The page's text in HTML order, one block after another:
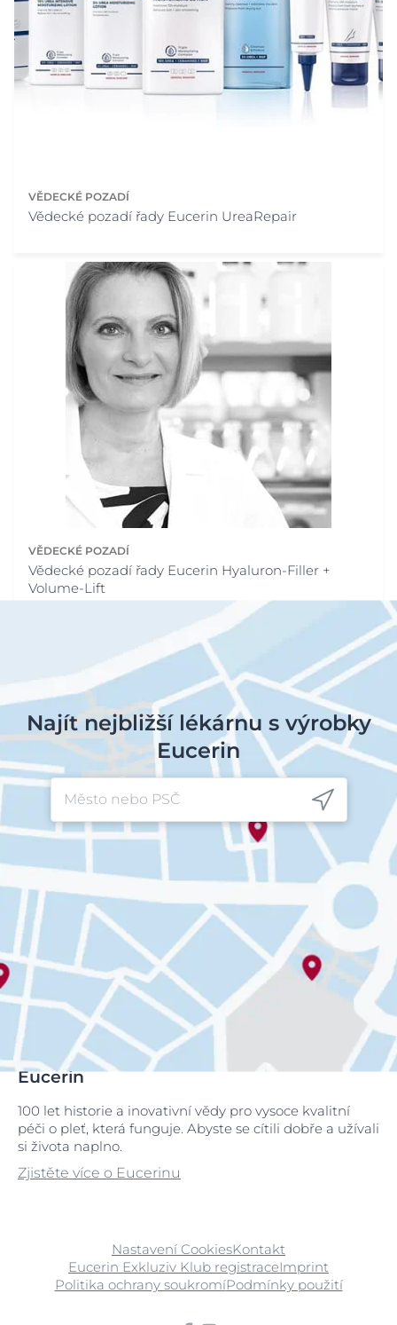
VĚDECKÉ POZADÍ
Vědecké pozadí řady Eucerin UreaRepair
VĚDECKÉ POZADÍ
Vědecké pozadí řady Eucerin Hyaluron-Filler +
Volume-Lift
Najít nejbližší lékárnu s výrobky
Eucerin
Eucerin
100 let historie a inovativní vědy pro vysoce kvalitní
péči o pleť, která funguje. Abyste se cítili dobře a užívali
si života naplno.
Zjistěte více o Eucerinu
Nastavení CookiesKontakt
Eucerin Exkluziv Klub registraceImprint
Politika ochrany soukromíPodmínky použití